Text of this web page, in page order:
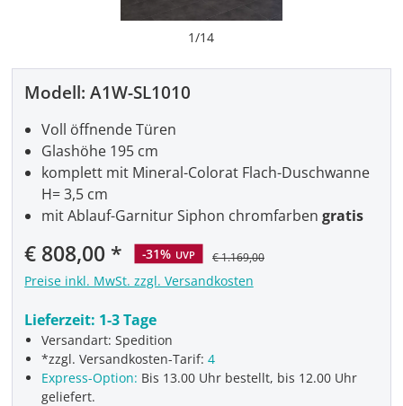
1/14
Modell: A1W-SL1010
€ 808,00 -31% UVP € 1.169,00
Preise inkl. MwSt. zzgl. Versandkosten
Lieferzeit: 1-3 Tage
Versandart: Spedition
*zzgl. Versandkosten-Tarif:4
Express-Option: Bis 13.00 Uhr bestellt, bis 12.00 Uhr
geliefert.
Voll öffnende Türen
Glashöhe 195 cm
komplett mit Mineral-Colorat Flach-Duschwanne
H= 3,5 cm
mit Ablauf-Garnitur Siphon chromfarbengratis